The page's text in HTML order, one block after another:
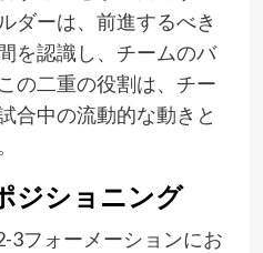
ダーは、前進するべき
を認識し、チームのバ
の二重の役割は、チー
合中の流動的な動きと
ジショニング
3フォーメーションにお